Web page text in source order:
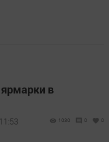
в
1030 0 0